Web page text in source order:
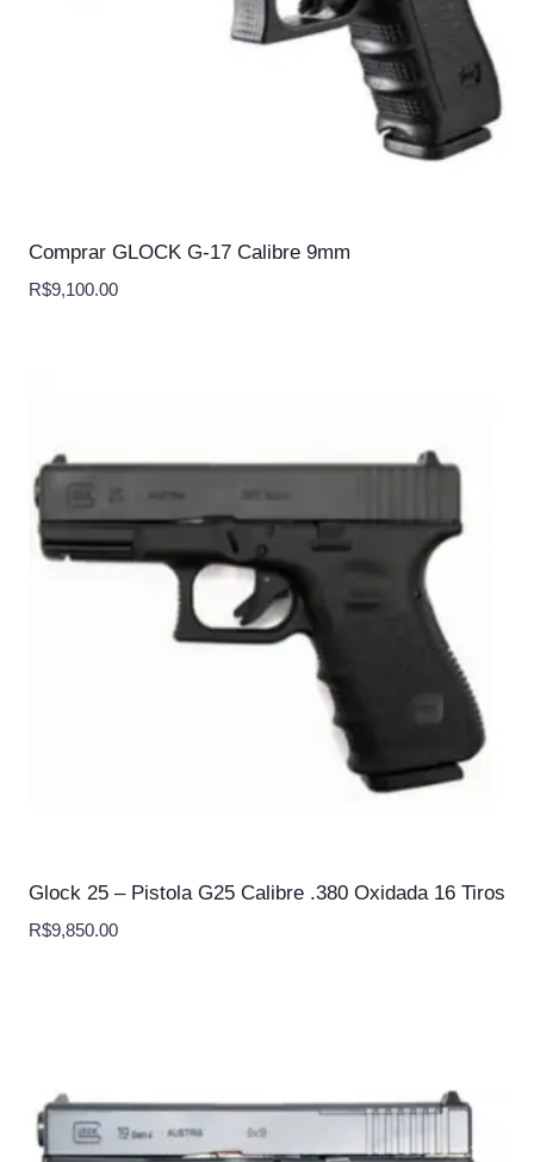
Comprar GLOCK G-17 Calibre 9mm
R$9,100.00
Glock 25 – Pistola G25 Calibre .380 Oxidada 16 Tiros
R$9,850.00